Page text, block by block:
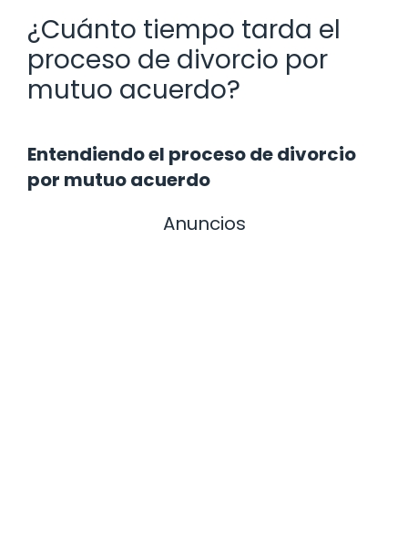
¿Cuánto tiempo tarda el
proceso de divorcio por
mutuo acuerdo?
Entendiendo el proceso de divorcio
por mutuo acuerdo
Anuncios